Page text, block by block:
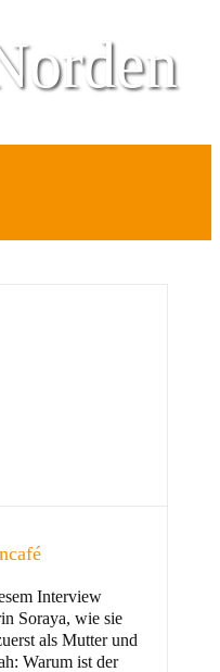
Interview
Soraya, wie sie
als Mutter und
Warum ist der